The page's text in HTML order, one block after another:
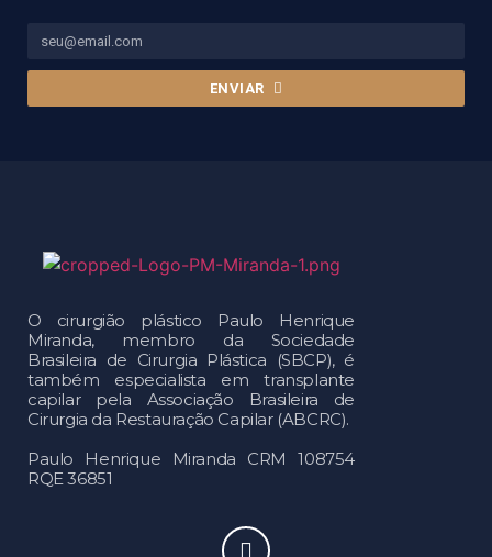
ENVIAR
O cirurgião plástico Paulo Henrique
Miranda, membro da Sociedade
Brasileira de Cirurgia Plástica (SBCP), é
também especialista em transplante
capilar pela Associação Brasileira de
Cirurgia da Restauração Capilar (ABCRC).
Paulo Henrique Miranda CRM 108754
RQE 36851